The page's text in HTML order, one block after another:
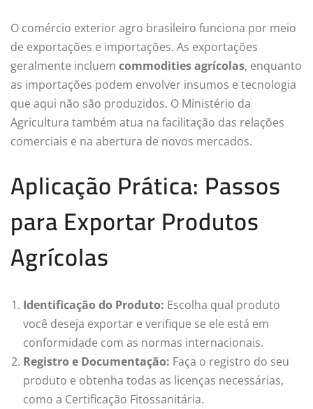
O comércio exterior agro brasileiro funciona por meio
de exportações e importações. As exportações
geralmente incluem commodities agrícolas, enquanto
as importações podem envolver insumos e tecnologia
que aqui não são produzidos. O Ministério da
Agricultura também atua na facilitação das relações
comerciais e na abertura de novos mercados.
Aplicação Prática: Passos
para Exportar Produtos
Agrícolas
Identificação do Produto: Escolha qual produto
você deseja exportar e verifique se ele está em
conformidade com as normas internacionais.
Registro e Documentação: Faça o registro do seu
produto e obtenha todas as licenças necessárias,
como a Certificação Fitossanitária.